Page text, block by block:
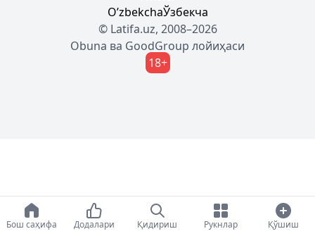
OʼzbekchaЎзбекча
© Latifa.uz, 2008–2026
Obuna ва GoodGroup лойиҳаси
18+
Бош саҳифа Додалари Қидириш Рукнлар Қўшиш